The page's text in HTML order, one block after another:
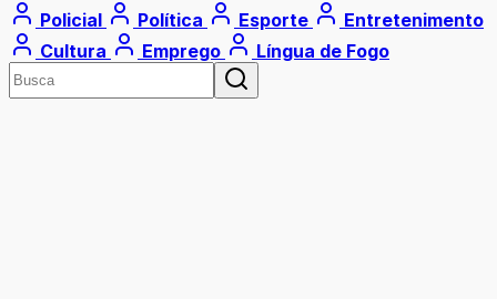
Policial
Política Esporte
Entretenimento
Cultura
Emprego Língua de Fogo